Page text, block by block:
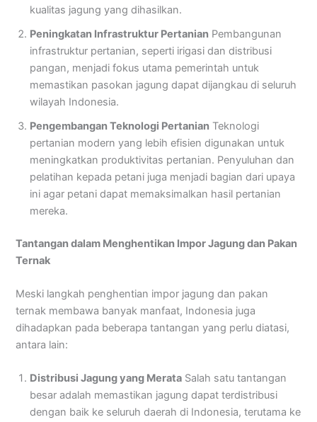
kualitas jagung yang dihasilkan.
Peningkatan Infrastruktur Pertanian Pembangunan
infrastruktur pertanian, seperti irigasi dan distribusi
pangan, menjadi fokus utama pemerintah untuk
memastikan pasokan jagung dapat dijangkau di seluruh
wilayah Indonesia.
Pengembangan Teknologi Pertanian Teknologi
pertanian modern yang lebih efisien digunakan untuk
meningkatkan produktivitas pertanian. Penyuluhan dan
pelatihan kepada petani juga menjadi bagian dari upaya
ini agar petani dapat memaksimalkan hasil pertanian
mereka.
Tantangan dalam Menghentikan Impor Jagung dan Pakan
Ternak
Meski langkah penghentian impor jagung dan pakan
ternak membawa banyak manfaat, Indonesia juga
dihadapkan pada beberapa tantangan yang perlu diatasi,
antara lain:
Distribusi Jagung yang Merata Salah satu tantangan
besar adalah memastikan jagung dapat terdistribusi
dengan baik ke seluruh daerah di Indonesia, terutama ke